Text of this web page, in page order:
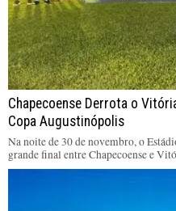
Chapecoense Derrota o
Copa Augustinópolis
Na noite de 30 de novembro, o
grande final entre Chapecoense e